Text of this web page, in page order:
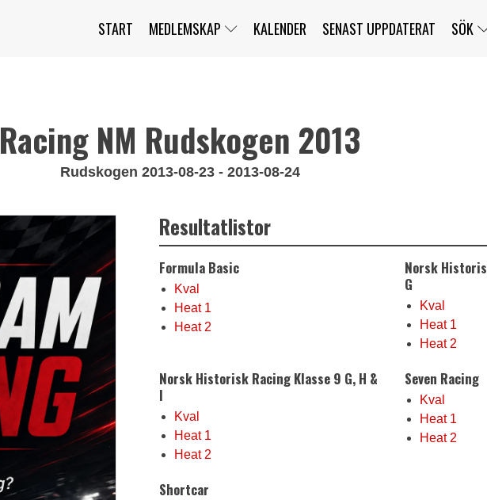
START MEDLEMSKAP KALENDER SENAST UPPDATERAT SÖK
Racing NM Rudskogen 2013
Rudskogen 2013-08-23 - 2013-08-24
Resultatlistor
Formula Basic
Kval
Heat 1
Heat 2
Norsk
G
Kval
Heat 1
Heat 2
Norsk Historisk Racing Klasse 9 G, H &
I
Kval
Heat 1
Heat 2
Seven Racing
Kval
Heat 1
Heat 2
Shortcar